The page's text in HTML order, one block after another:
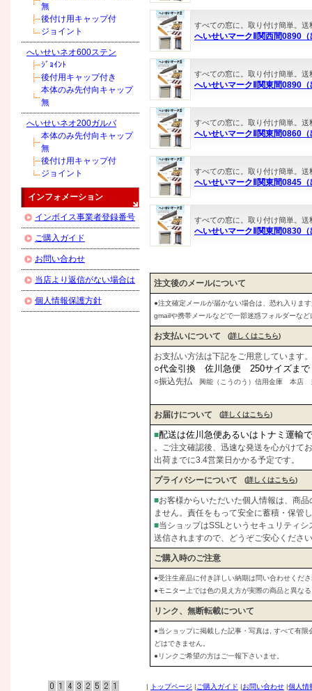
無
後付け用キャップ付
ジョイント
へいせいネオ600ステン
ｼﾞｮｲﾝﾄ
後付用キャップ付き
本体のみ先付向キャップ
無
へいせいネオ200ガルバ
本体のみ先付向キャップ
無
後付け用キャップ付
ジョイント
インフォメーション
インボイス事業者登録番号
ご購入ガイド
お問い合わせ
当店より返信がない場合は
個人情報保護方針
すべての窓に。取り付け簡単。送
へいせいマークⅡ関西間0890
すべての窓に。取り付け簡単。送
へいせいマークⅡ関東間0890
すべての窓に。取り付け簡単。送
へいせいマークⅡ関東間0860
すべての窓に。取り付け簡単。送
へいせいマークⅡ関東間0845
すべての窓に。取り付け簡単。送
へいせいマークⅡ関東間0830
注文後のメールについて
●注文確定メールが届かない場合は、恐れ入りま
gmailや携帯メールなどで一部迷惑フォルダーな
お支払いについて (詳しくはこちら)
お支払い方法は下記をご用意しています。
○代金引換 佐川急便 250サイズま
○振込先払 興能（こうのう）信用金庫 本店
お届けについて (詳しくはこちら)
■配送は佐川急便あるいはトナミ運輸
。ご注文確認後、迅速な発送を心がけて
出荷までに3.4営業日かかる予定です。
プライバシーについて (詳しくはこちら)
■お客様からいただいた個人情報は、商
ません。責任をもって安全に蓄積・保管
■当ショップはSSLというセキュリティ
送信されますので、どうぞご安心くださ
ご購入時のご注意
●受注生産品に付き詳しい納期は問い合わせくだ
●モニター上では色の見え方が実際の商品と異な
リンク、無断転載について
●当ショップに掲載した記事・写真は, すべて有
どはできません。
●リンクご希望の方はご一報下さいませ。
| トップページ | ご購入ガイド |お問い合わせ |個人情